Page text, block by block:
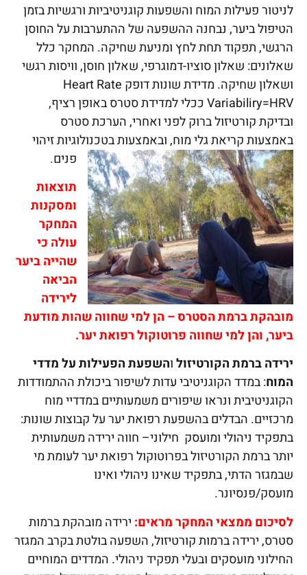
לניטור פעילות המוח והשפעות קוגניטיביות ורגשיות בזמן
הטיפול ביער, נבחנה ההשפעה של ההתערבות על החוסן
הרגשי, תפקוד תחת לחץ ומניעת שחיקה. המחקר כלל
שאלונים: שאלון סוציו-דמוגרפי, שאלון חוסן, וויסות רגשי
ושאלון שחיקה. מדידת שונות דופק Heart Rate
Variabiliry=HRV ככלי למדידת סטרס באופן רציף,
ובדיקת קורטיזול ברוק לפני ואחרי, הערכת סטרס
באמצעות קריאת גלי מוח, ובאמצעות בטכנולוגיות זיהוי
פנים.
תוצאות
ומסקנות
המחקר
עולה כי
שהייה ביער
הביאה
לירידה
מובהקת ברמת הסטרס – הן למי שחווה שהות מודעת
ביער, והן למי שחווה פרוטוקול רפואת יער.
ירידה ברמת הקורטיזולוהשפעת הפעילות על מדדי
המוח: במדד הקוגניטיבי עדות לשיפור ביכולת ההתמודדות
הקוגניטיבית ונראו שיפורים משמעותיים במדדיי מוח
מרכזיים. הבדלים בהשפעת רפואת יער על קבוצות שונות:
בתפקיד ניהולי ומועסק חילוני– חווה ירידה משמעותית
יותר ברמת הקורטיזול בפרוטוקול רפואת יער לעומת מי
שבמגזר הדתי, בתפקיד שאינו ניהולי ואינו
מועסק/פנסיונר.
לסיכום ממצאי המחקר מראים: ירידה מובהקת ברמות
סטרס, ירידה ברמות קורטיזול, השפעה בולטת בקרב המגזר
החילוני מועסקים ובעלי תפקיד ניהולי. המדדים המוחיים